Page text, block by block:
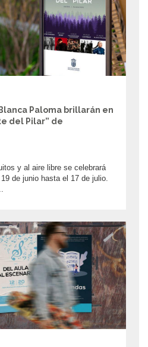
Paloma brillarán en
del Pilar” de
y al aire libre se celebrará
de junio hasta el 17 de julio.